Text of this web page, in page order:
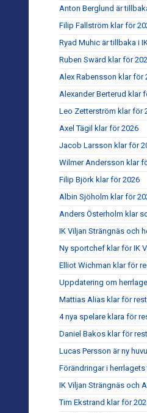
Anton Berglund är
Filip Fallström klar för
Ryad Muhic är tillbaka i
Ruben Swärd klar för
Alex Rabensson klar för
Alexander Berterud klar
Leo Zetterström klar för
Axel Tägil klar för 2026
Jacob Larsson klar för
Wilmer Andersson klar
Filip Björk klar för 2026
Albin Sjöholm klar för
Anders Österholm klar
IK Viljan Strängnäs och
Ny sportchef klar för IK
Elliot Wichman klar för
Uppdatering om
Mattias Alias klar för
4 nya spelare klara för
Daniel Bakos klar för
Lucas Persson är ny
Förändringar i
IK Viljan Strängnäs och
Tim Ekstrand klar för